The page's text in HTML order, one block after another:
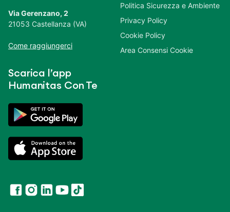
Via Gerenzano, 2
21053 Castellanza (VA)
Come raggiungerci
Scarica l’app
Humanitas Con Te
Politica Sicurezza e Ambiente
Privacy Policy
Cookie Policy
Area Consensi Cookie